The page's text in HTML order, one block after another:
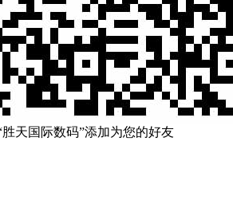
“胜天国际数码”添加为您的好友